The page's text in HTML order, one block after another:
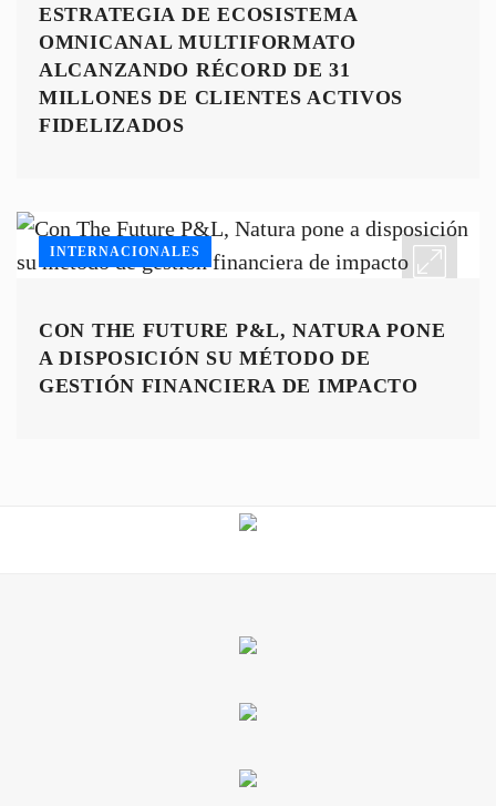
ESTRATEGIA DE ECOSISTEMA
OMNICANAL MULTIFORMATO
ALCANZANDO RÉCORD DE 31
MILLONES DE CLIENTES ACTIVOS
FIDELIZADOS
INTERNACIONALES
CON THE FUTURE P&L, NATURA PONE
A DISPOSICIÓN SU MÉTODO DE
GESTIÓN FINANCIERA DE IMPACTO